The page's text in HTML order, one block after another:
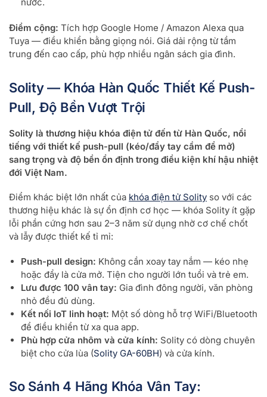
Điểm cộng: Tích hợp Google Home / Amazon Alexa qua
Tuya — điều khiển bằng giọng nói. Giá dải rộng từ tầm
trung đến cao cấp, phù hợp nhiều ngân sách gia đình.
Solity — Khóa Hàn Quốc Thiết Kế Push-
Pull, Độ Bền Vượt Trội
Solity là thương hiệu khóa điện tử đến từ Hàn Quốc, nổi
tiếng với thiết kế push-pull (kéo/đẩy tay cầm để mở)
sang trọng và độ bền ổn định trong điều kiện khí hậu nhiệt
đới Việt Nam.
Điểm khác biệt lớn nhất của khóa điện tử Solity so với các
thương hiệu khác là sự ổn định cơ học — khóa Solity ít gặp
lỗi phần cứng hơn sau 2–3 năm sử dụng nhờ cơ chế chốt
và lẫy được thiết kế tỉ mỉ:
Push-pull design: Không cần xoay tay nắm — kéo nhẹ
hoặc đẩy là cửa mở. Tiện cho người lớn tuổi và trẻ em.
Lưu được 100 vân tay: Gia đình đông người, văn phòng
nhỏ đều đủ dùng.
Kết nối IoT linh hoạt: Một số dòng hỗ trợ WiFi/Bluetooth
để điều khiển từ xa qua app.
Phù hợp cửa nhôm và cửa kính: Solity có dòng chuyên
biệt cho cửa lùa (Solity GA-60BH) và cửa kính.
So Sánh 4 Hãng Khóa Vân Tay: